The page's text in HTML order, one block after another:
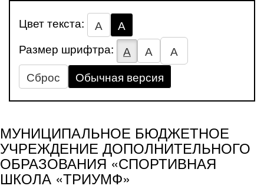
Цвет текста: А
А
Размер шрифтра:
А А
А
Сброс
Обычная версия
МУНИЦИПАЛЬНОЕ БЮДЖЕТНОЕ
УЧРЕЖДЕНИЕ ДОПОЛНИТЕЛЬНОГО
ОБРАЗОВАНИЯ «СПОРТИВНАЯ
ШКОЛА «ТРИУМФ»